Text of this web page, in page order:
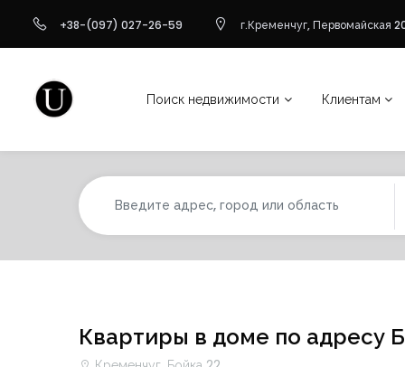
+38-(097) 027-26-59 г.Кременчуг, Первомайская
Поиск недвижимости Клиентам
Квартиры в доме по адресу